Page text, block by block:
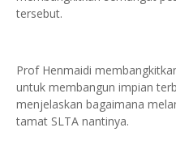
tersebut.
Prof Henmaidi
untuk membangun impian
menjelaskan bagaimana
tamat SLTA nantinya.